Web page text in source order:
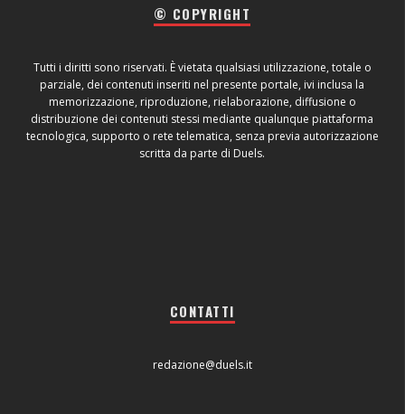
© COPYRIGHT
Tutti i diritti sono riservati. È vietata qualsiasi utilizzazione, totale o
parziale, dei contenuti inseriti nel presente portale, ivi inclusa la
memorizzazione, riproduzione, rielaborazione, diffusione o
distribuzione dei contenuti stessi mediante qualunque piattaforma
tecnologica, supporto o rete telematica, senza previa autorizzazione
scritta da parte di Duels.
CONTATTI
redazione@duels.it